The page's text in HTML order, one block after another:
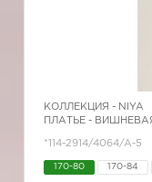
КОЛЛЕКЦИЯ - NIYA
ПЛАТЬЕ -
*114-2914/4064/A-5
170-80 170-84